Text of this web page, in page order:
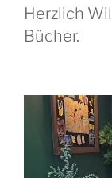
Herzlich
Bücher.